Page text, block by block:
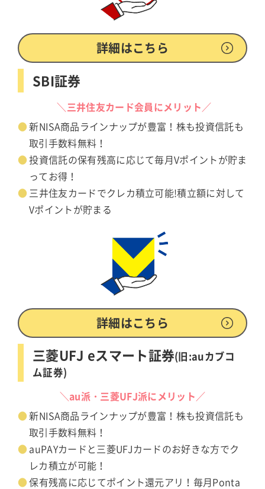
詳細はこちら
SBI証券
＼三井住友カード会員にメリット／
新NISA商品ラインナップが豊富！株も投資信託も
取引手数料無料！
投資信託の保有残高に応じて毎月Vポイントが貯ま
ってお得！
三井住友カードでクレカ積立可能!積立額に対して
Vポイントが貯まる
詳細はこちら
三菱UFJ eスマート証券(旧:auカブコ
ム証券)
＼au派・三菱UFJ派にメリット／
新NISA商品ラインナップが豊富！株も投資信託も
取引手数料無料！
auPAYカードと三菱UFJカードのお好きな方でク
レカ積立が可能！
保有残高に応じてポイント還元アリ！毎月Ponta